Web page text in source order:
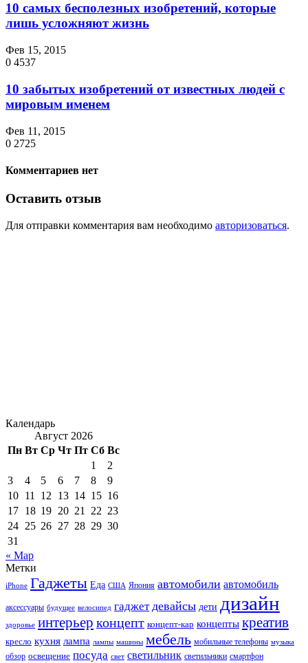
10 самых бесполезных изобретений, которые
лишь усложняют жизнь
Фев 15, 2015
0 4537
10 забытых изобретений от известных людей с
мировым именем
Фев 11, 2015
0 2725
Комментариев нет
Оставить отзыв
Для отправки комментария вам необходимо авторизоваться.
Календарь
Август 2026
Пн Вт Ср Чт Пт Сб Вс
1
2
3
4 5 6 7 8
9
10 11 12 13 14 15 16
17 18 19 20 21 22 23
24 25 26 27 28 29 30
31
« Мар
Метки
iPhone Гаджеты Еда США Япония автомобили автомобиль
аксессуары будущее велосипед гаджет девайсы дети дизайн
здоровье интерьер концепт концепт-кар концепты креатив
кресло кухня лампа лампы машины мебель мобильные телефоны музыка
обзор освещение посуда свет светильник светильники смартфон